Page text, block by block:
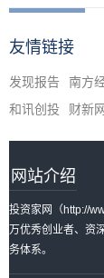
友情链接
发现报告 南方
和讯创投
财新网
网站介绍
投资家网（http://
万优秀创业者、资
务体系。